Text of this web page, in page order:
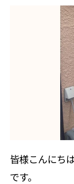
皆様こんにち
です。